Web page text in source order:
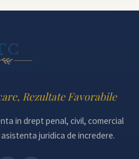
Rezultate Favorabile
in drept penal, civil, comercial
juridica de incredere.